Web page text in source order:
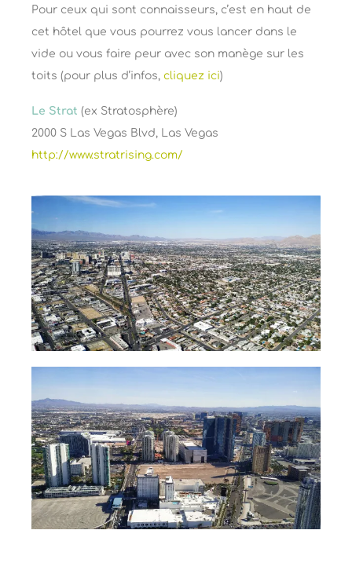
Pour ceux qui sont connaisseurs, c’est en haut de
cet hôtel que vous pourrez vous lancer dans le
vide ou vous faire peur avec son manège sur les
toits (pour plus d’infos, cliquez ici)
Le Strat (ex Stratosphère)
2000 S Las Vegas Blvd, Las Vegas
http://www.stratrising.com/